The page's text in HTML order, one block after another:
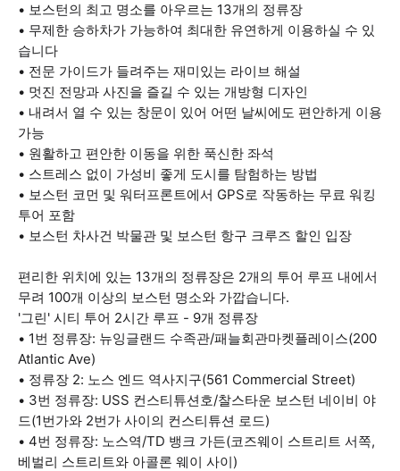
• 보스턴의 최고 명소를 아우르는 13개의 정류장
• 무제한 승하차가 가능하여 최대한 유연하게 이용하실 수 있
습니다
• 전문 가이드가 들려주는 재미있는 라이브 해설
• 멋진 전망과 사진을 즐길 수 있는 개방형 디자인
• 내려서 열 수 있는 창문이 있어 어떤 날씨에도 편안하게 이용
가능
• 원활하고 편안한 이동을 위한 푹신한 좌석
• 스트레스 없이 가성비 좋게 도시를 탐험하는 방법
• 보스턴 코먼 및 워터프론트에서 GPS로 작동하는 무료 워킹
투어 포함
• 보스턴 차사건 박물관 및 보스턴 항구 크루즈 할인 입장
편리한 위치에 있는 13개의 정류장은 2개의 투어 루프 내에서
무려 100개 이상의 보스턴 명소와 가깝습니다.
'그린' 시티 투어 2시간 루프 - 9개 정류장
• 1번 정류장: 뉴잉글랜드 수족관/패늘회관마켓플레이스(200
Atlantic Ave)
• 정류장 2: 노스 엔드 역사지구(561 Commercial Street)
• 3번 정류장: USS 컨스티튜션호/찰스타운 보스턴 네이비 야
드(1번가와 2번가 사이의 컨스티튜션 로드)
• 4번 정류장: 노스역/TD 뱅크 가든(코즈웨이 스트리트 서쪽,
베벌리 스트리트와 아콜론 웨이 사이)